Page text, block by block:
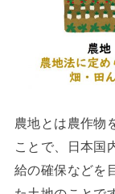
農地とは農作物
ことで、日本国
給の確保などを